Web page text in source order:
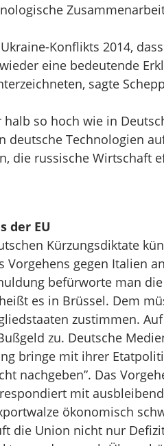
Konflikts 2014,
eine bedeutende
sagte
so hoch wie in
deutsche Technologien
die russische Wirtschaft
der EU
Kürzungsdiktate
gegen Italien
befürworte man
es in Brüssel. Dem
zustimmen.
zu. Deutsche
bringe mit ihrer
nachgeben”. Das
mit
ökonomisch
die Union nicht nur